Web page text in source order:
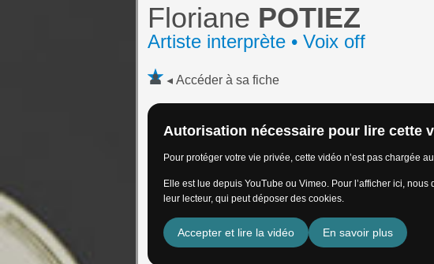
Floriane POTIEZ
Artiste interprète • Voix off
Accéder à sa fiche
Autorisation nécessaire pour lire cette
Pour protéger votre vie privée, cette vidéo n’est pas chargée
Elle est lue depuis YouTube ou Vimeo. Pour l’afficher ici, nous
leur lecteur, qui peut déposer des cookies.
Accepter et lire la vidéo En savoir plus